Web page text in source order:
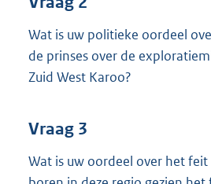
Wat is uw politieke oordeel
de prinses over de
Zuid West Karoo?
Vraag 3
Wat is uw oordeel over het